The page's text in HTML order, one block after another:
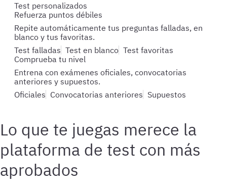
Test personalizados
Refuerza puntos débiles
Repite automáticamente tus preguntas falladas, en
blanco y tus favoritas.
Test falladas Test en blanco Test favoritas
Comprueba tu nivel
Entrena con exámenes oficiales, convocatorias
anteriores y supuestos.
Oficiales Convocatorias anteriores Supuestos
Lo que te juegas merece la
plataforma de test con más
aprobados